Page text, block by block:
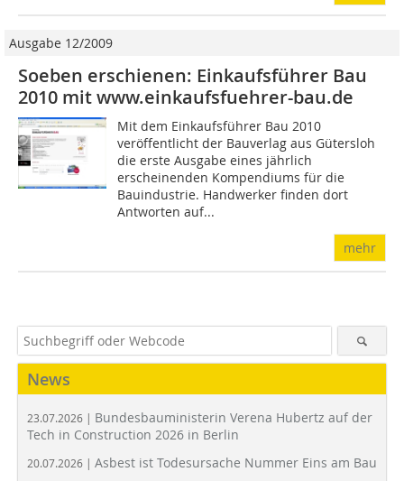
Ausgabe 12/2009
Soeben erschienen: Einkaufsführer Bau
2010 mit www.einkaufsfuehrer-bau.de
Mit dem Einkaufsführer Bau 2010
veröffentlicht der Bauverlag aus Gütersloh
die erste Ausgabe eines jährlich
erscheinenden Kompendiums für die
Bauindustrie. Handwerker finden dort
Antworten auf...
mehr
News
23.07.2026 | Bundesbauministerin Verena Hubertz auf der
Tech in Construction 2026 in Berlin
20.07.2026 | Asbest ist Todesursache Nummer Eins am Bau